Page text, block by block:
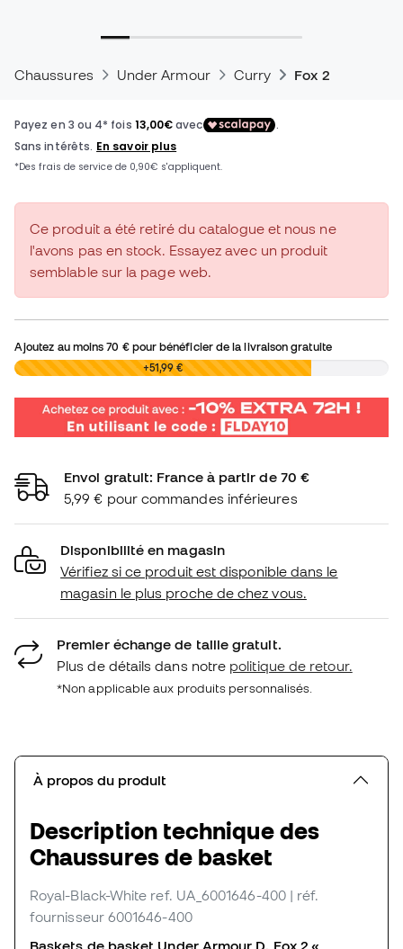
Chaussures Under Armour Curry Fox 2
Ce produit a été retiré du catalogue et nous ne
l'avons pas en stock. Essayez avec un produit
semblable sur la page web.
Ajoutez au moins70 €pour bénéficier de la livraison gratuite
0,00 € +51,99 €
Envoi gratuit: France à partir de 70 €
5,99 € pour commandes inférieures
Disponibilité en magasin
Vérifiez si ce produit est disponible dans le
magasin le plus proche de chez vous.
Premier échange de taille gratuit.
Plus de détails dans notre politique de retour.
*Non applicable aux produits personnalisés.
À propos du produit
Description technique des
Chaussures de basket
Royal-Black-White ref. UA_6001646-400 | réf.
fournisseur 6001646-400
Baskets de basket Under Armour D. Fox 2 «